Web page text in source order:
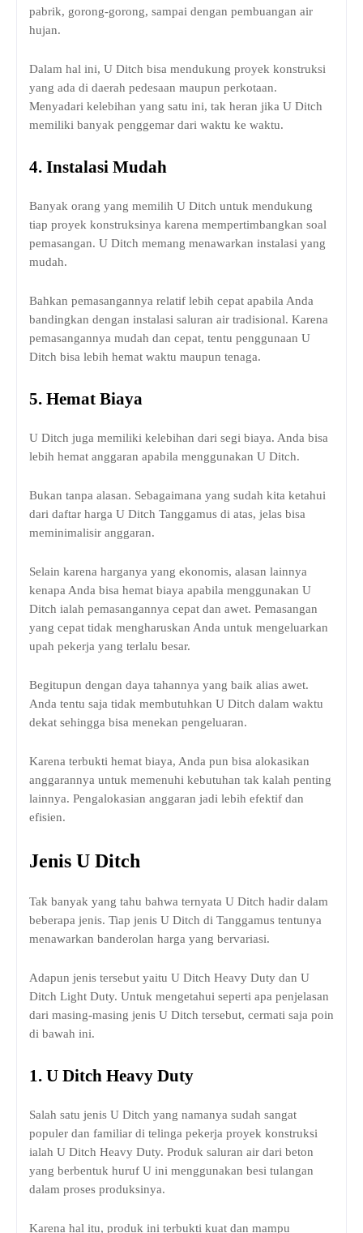
pabrik, gorong-gorong, sampai dengan pembuangan air
hujan.
Dalam hal ini, U Ditch bisa mendukung proyek konstruksi
yang ada di daerah pedesaan maupun perkotaan.
Menyadari kelebihan yang satu ini, tak heran jika U Ditch
memiliki banyak penggemar dari waktu ke waktu.
4. Instalasi Mudah
Banyak orang yang memilih U Ditch untuk mendukung
tiap proyek konstruksinya karena mempertimbangkan soal
pemasangan. U Ditch memang menawarkan instalasi yang
mudah.
Bahkan pemasangannya relatif lebih cepat apabila Anda
bandingkan dengan instalasi saluran air tradisional. Karena
pemasangannya mudah dan cepat, tentu penggunaan U
Ditch bisa lebih hemat waktu maupun tenaga.
5. Hemat Biaya
U Ditch juga memiliki kelebihan dari segi biaya. Anda bisa
lebih hemat anggaran apabila menggunakan U Ditch.
Bukan tanpa alasan. Sebagaimana yang sudah kita ketahui
dari daftar harga U Ditch Tanggamus di atas, jelas bisa
meminimalisir anggaran.
Selain karena harganya yang ekonomis, alasan lainnya
kenapa Anda bisa hemat biaya apabila menggunakan U
Ditch ialah pemasangannya cepat dan awet. Pemasangan
yang cepat tidak mengharuskan Anda untuk mengeluarkan
upah pekerja yang terlalu besar.
Begitupun dengan daya tahannya yang baik alias awet.
Anda tentu saja tidak membutuhkan U Ditch dalam waktu
dekat sehingga bisa menekan pengeluaran.
Karena terbukti hemat biaya, Anda pun bisa alokasikan
anggarannya untuk memenuhi kebutuhan tak kalah penting
lainnya. Pengalokasian anggaran jadi lebih efektif dan
efisien.
Jenis U Ditch
Tak banyak yang tahu bahwa ternyata U Ditch hadir dalam
beberapa jenis. Tiap jenis U Ditch di Tanggamus tentunya
menawarkan banderolan harga yang bervariasi.
Adapun jenis tersebut yaitu U Ditch Heavy Duty dan U
Ditch Light Duty. Untuk mengetahui seperti apa penjelasan
dari masing-masing jenis U Ditch tersebut, cermati saja poin
di bawah ini.
1. U Ditch Heavy Duty
Salah satu jenis U Ditch yang namanya sudah sangat
populer dan familiar di telinga pekerja proyek konstruksi
ialah U Ditch Heavy Duty. Produk saluran air dari beton
yang berbentuk huruf U ini menggunakan besi tulangan
dalam proses produksinya.
Karena hal itu, produk ini terbukti kuat dan mampu